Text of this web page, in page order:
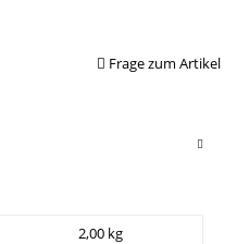
Frage zum Artikel
2,00 kg